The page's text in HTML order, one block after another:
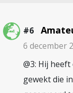
#6
6 december
@3: Hij
gewekt die